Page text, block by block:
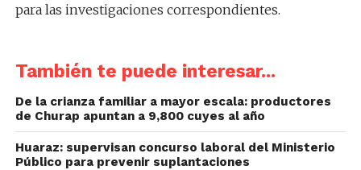
para las investigaciones correspondientes.
También te puede interesar...
De la crianza familiar a mayor escala: productores
de Churap apuntan a 9,800 cuyes al año
Huaraz: supervisan concurso laboral del Ministerio
Público para prevenir suplantaciones